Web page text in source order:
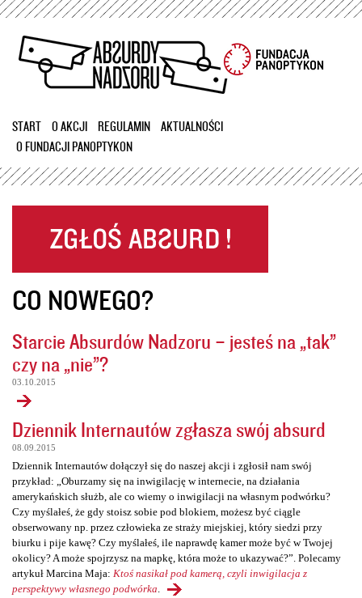
Przejdź
treści
START O AKCJI REGULAMIN
AKTUALNOŚCI
O FUNDACJI PANOPTYKON
CO NOWEGO?
Starcie Absurdów Nadzoru – jesteś na „tak”
czy na „nie”?
03.10.2015
Dziennik Internautów zgłasza swój absurd
08.09.2015
Dziennik Internautów dołączył się do naszej akcji i zgłosił nam swój
przykład: „Oburzamy się na inwigilację w internecie, na działania
amerykańskich służb, ale co wiemy o inwigilacji na własnym podwórku?
Czy myślałeś, że gdy stoisz sobie pod blokiem, możesz być ciągle
obserwowany np. przez człowieka ze straży miejskiej, który siedzi przy
biurku i pije kawę? Czy myślałeś, ile naprawdę kamer może być w Twojej
okolicy? A może spojrzysz na mapkę, która może to ukazywać?”. Polecamy
artykuł Marcina Maja: Ktoś nasikał pod kamerą, czyli inwigilacja z
perspektywy własnego podwórka